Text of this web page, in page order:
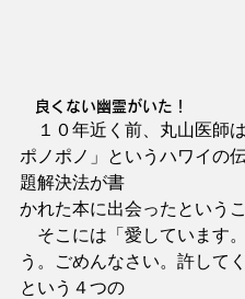
良くない幽霊がいた！
１０年近く前、丸山医師
ポノポノ」というハワイの
題解決法が書
かれた本に出会ったというこ
そこには「愛しています
う。ごめんなさい。許して
という４つの